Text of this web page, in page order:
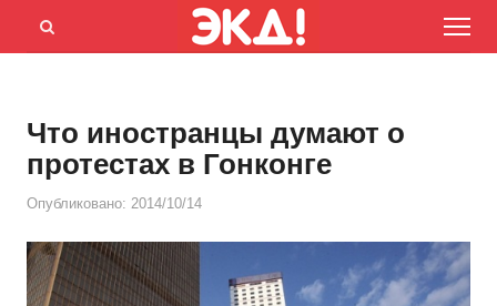
Menu
Открыть
Что иностранцы думают о
протестах в Гонконге
Опубликовано: 2014/10/14